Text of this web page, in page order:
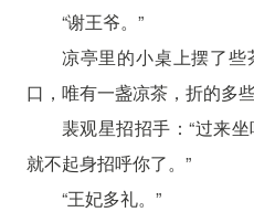
“谢王爷。”
凉亭里的小桌上摆了
口，唯有一盏凉茶，折的多些
裴观星招招手：“过来
就不起身招呼你了。”
“王妃多礼。”